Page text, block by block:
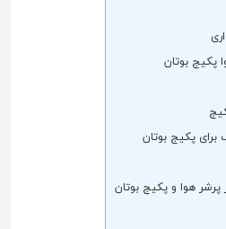
پکیج بوتان
پکیج بوتان
هوا و پکیج بوتان